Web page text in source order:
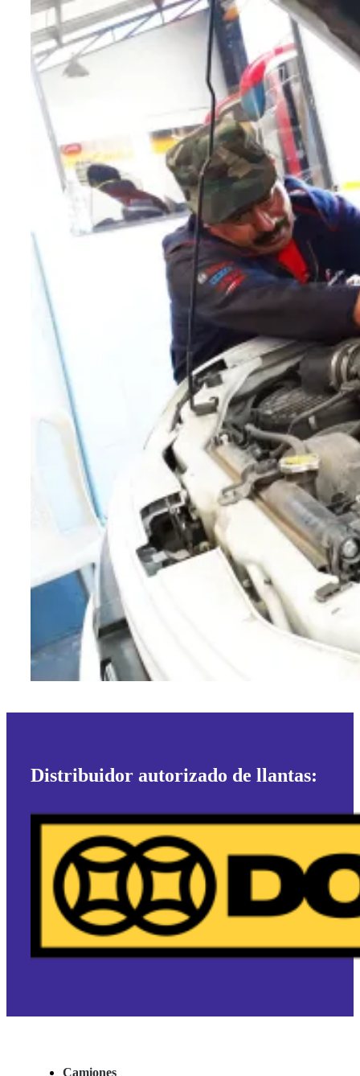
Distribuidor autorizado de llantas:
Camiones